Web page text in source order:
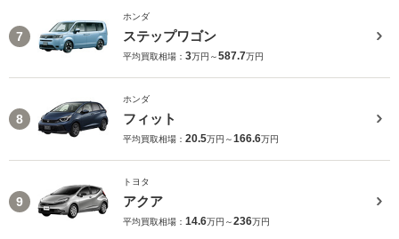
7
ホンダ
ステップワゴン
平均買取相場： 3万円～587.7万円
8
ホンダ
フィット
平均買取相場： 20.5万円～166.6万円
9
トヨタ
アクア
平均買取相場： 14.6万円～236万円